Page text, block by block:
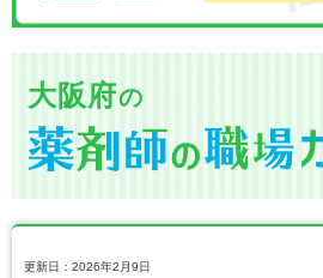
大阪府の
更新日：2026年2月9日